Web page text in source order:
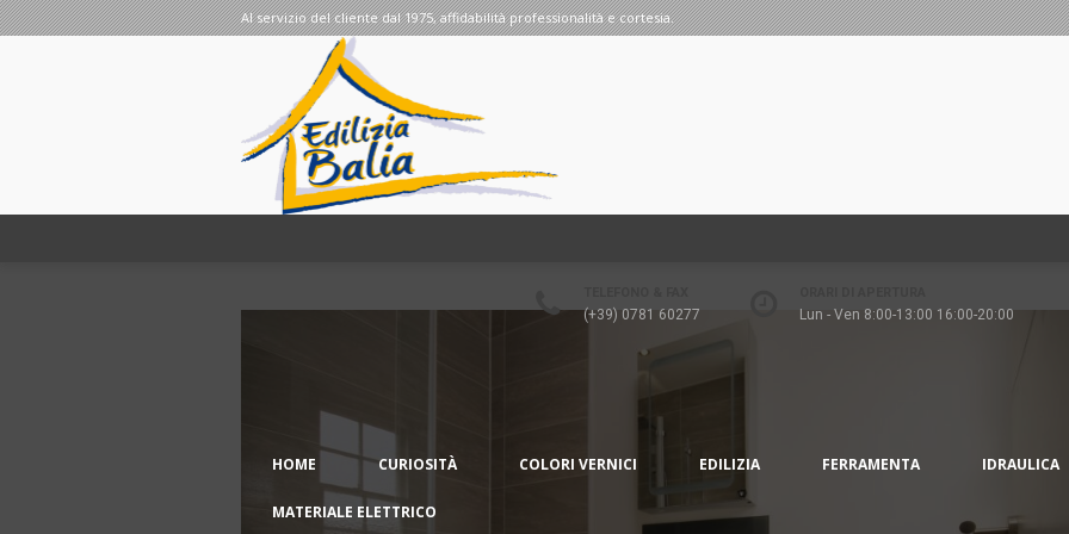
Al servizio del cliente dal 1975, affidabilità professionalità e cortesia.
(+39) 0781 60277 Lun - Ven 8:00-13:00 16:00-20:00
HOME CURIOSITÀ COLORI VERNICI EDILIZIA FERRAMENTA IDRAULICA
MATERIALE ELETTRICO